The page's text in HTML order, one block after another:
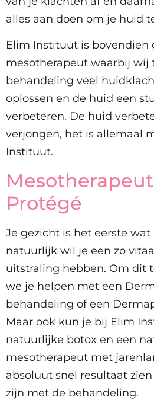
alles aan doen om je huid
Elim Instituut is bovendien
mesotherapeut waarbij wij
behandeling veel
oplossen en de huid een
verbeteren. De huid
verjongen, het is allemaal
Instituut.
Protégé
Je gezicht is het eerste
natuurlijk wil je een zo
uitstraling hebben. Om dit
we je helpen met een
behandeling of een
Maar ook kun je bij Elim
natuurlijke botox en een
mesotherapeut met
absoluut snel resultaat
zijn met de behandeling.